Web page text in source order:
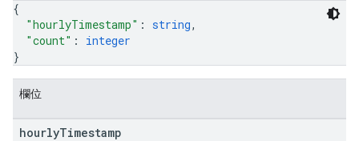
{
"hourlyTimestamp" : string,
"count" : integer
}
欄位
hourlyTimestamp